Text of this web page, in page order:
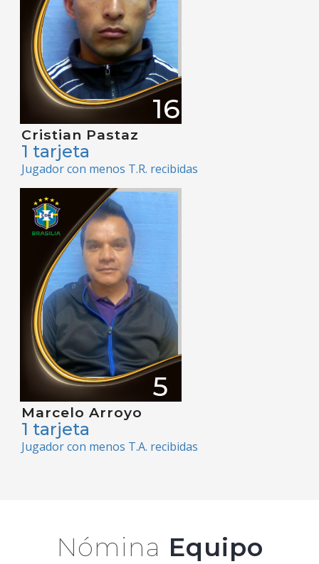
16
Cristian Pastaz
1 tarjeta
Jugador con menos T.R. recibidas
5
Marcelo Arroyo
1 tarjeta
Jugador con menos T.A. recibidas
Nómina Equipo